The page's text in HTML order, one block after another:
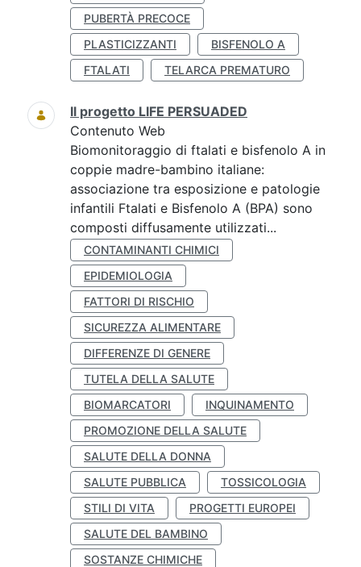
PUBERTÀ PRECOCE
PLASTICIZZANTI
BISFENOLO A
FTALATI
TELARCA PREMATURO
Il progetto LIFE PERSUADED
Contenuto Web
Biomonitoraggio di ftalati e bisfenolo A in
coppie madre-bambino italiane:
associazione tra esposizione e patologie
infantili Ftalati e Bisfenolo A (BPA) sono
composti diffusamente utilizzati...
CONTAMINANTI CHIMICI
EPIDEMIOLOGIA
FATTORI DI RISCHIO
SICUREZZA ALIMENTARE
DIFFERENZE DI GENERE
TUTELA DELLA SALUTE
BIOMARCATORI
INQUINAMENTO
PROMOZIONE DELLA SALUTE
SALUTE DELLA DONNA
SALUTE PUBBLICA
TOSSICOLOGIA
STILI DI VITA
PROGETTI EUROPEI
SALUTE DEL BAMBINO
SOSTANZE CHIMICHE